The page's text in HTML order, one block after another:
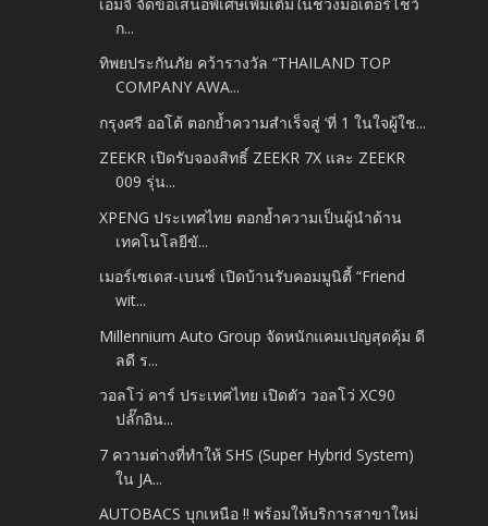
ก...
ทิพยประกันภัย คว้ารางวัล “THAILAND TOP
COMPANY AWA...
กรุงศรี ออโต้ ตอกย้ำความสำเร็จสู่ ‘ที่ 1 ในใจผู้ใช...
ZEEKR เปิดรับจองสิทธิ์ ZEEKR 7X และ ZEEKR
009 รุ่น...
XPENG ประเทศไทย ตอกย้ำความเป็นผู้นำด้าน
เทคโนโลยีขั...
เมอร์เซเดส-เบนซ์ เปิดบ้านรับคอมมูนิตี้ “Friend
wit...
Millennium Auto Group จัดหนักแคมเปญสุดคุ้ม ดี
ลดี ร...
วอลโว่ คาร์ ประเทศไทย เปิดตัว วอลโว่ XC90
ปลั๊กอิน...
7 ความต่างที่ทำให้ SHS (Super Hybrid System)
ใน JA...
AUTOBACS บุกเหนือ !! พร้อมให้บริการสาขาใหม่